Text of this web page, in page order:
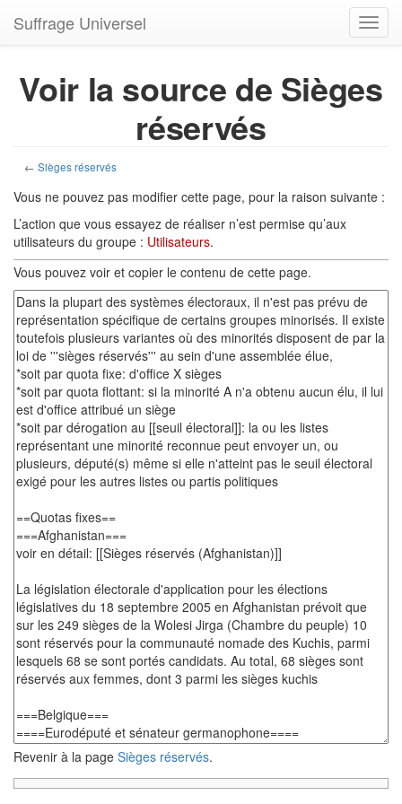
Suffrage Universel
Voir la source de Sièges
réservés
← Sièges réservés
Vous ne pouvez pas modifier cette page, pour la raison suivante :
L’action que vous essayez de réaliser n’est permise qu’aux
utilisateurs du groupe : Utilisateurs.
Vous pouvez voir et copier le contenu de cette page.
Revenir à la page Sièges réservés.